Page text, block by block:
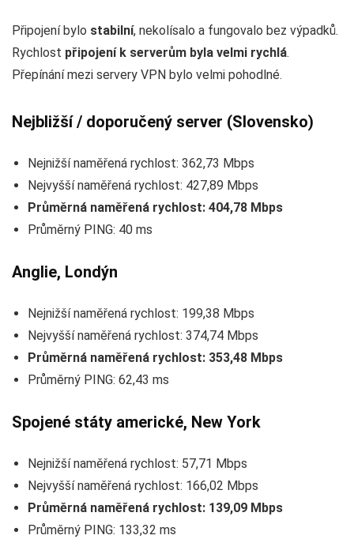
Připojení bylo stabilní, nekolísalo a fungovalo bez výpadků.
Rychlost připojení k serverům byla velmi rychlá.
Přepínání mezi servery VPN bylo velmi pohodlné.
Nejbližší / doporučený server (Slovensko)
Nejnižší naměřená rychlost: 362,73 Mbps
Nejvyšší naměřená rychlost: 427,89 Mbps
Průměrná naměřená rychlost: 404,78 Mbps
Průměrný PING: 40 ms
Anglie, Londýn
Nejnižší naměřená rychlost: 199,38 Mbps
Nejvyšší naměřená rychlost: 374,74 Mbps
Průměrná naměřená rychlost: 353,48 Mbps
Průměrný PING: 62,43 ms
Spojené státy americké, New York
Nejnižší naměřená rychlost: 57,71 Mbps
Nejvyšší naměřená rychlost: 166,02 Mbps
Průměrná naměřená rychlost: 139,09 Mbps
Průměrný PING: 133,32 ms